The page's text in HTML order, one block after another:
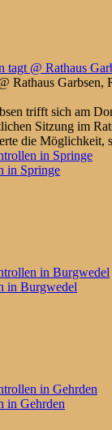
tagt @ Rathaus
Rathaus Garbsen,
trifft sich am
Sitzung im
die Möglichkeit,
in Springe
in Springe
in Burgwedel
in Burgwedel
in Gehrden
in Gehrden